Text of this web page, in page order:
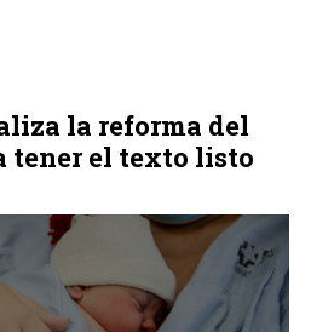
la reforma del
tener el texto listo